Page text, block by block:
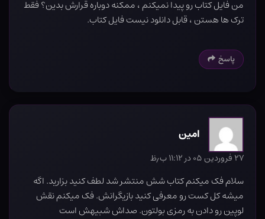
من فایل کتاب رو پیدا نمیکنم ، ممکنه دوباره قرارش بدین؟ فقط
ترک ها هستن ، قابل دانلود نیست فایل کتاب.
پاسخ
امین
۲۷ فروردین ۰۵ در ۱۱:۱۲ ب٫ظ
سلام فک‌ میکنم کتاب شش منتشر شد لطف کنید بزارید. اگه
میشه کل کست رو معرفی کنید بازیگرانش. فک میکنم نقش
لوپین رو دادن به رمزی بولتون. صداش شبیهش است